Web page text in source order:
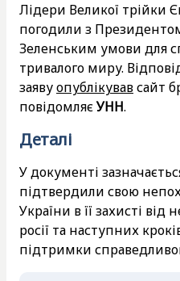
Лідери Великої трійки
погодили з
Зеленським умови для
тривалого миру.
заявуопублікувавсайт
повідомляєУНН.
Деталі
У документі
підтвердили свою
України в її захисті
росії та наступних
підтримки